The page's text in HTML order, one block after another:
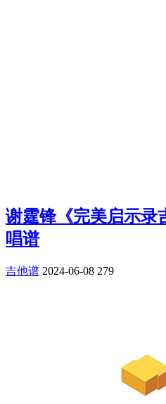
谢霆锋《完美启示录
唱谱
吉他谱 2024-06-08 279